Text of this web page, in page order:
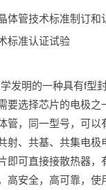
体管技术标准制订和
标准认证试验
发明的一种具有f型
要选择芯片的电极
管，同一型号，可
射、共基、共集电
即可直接接散热器
高安全，高可靠，